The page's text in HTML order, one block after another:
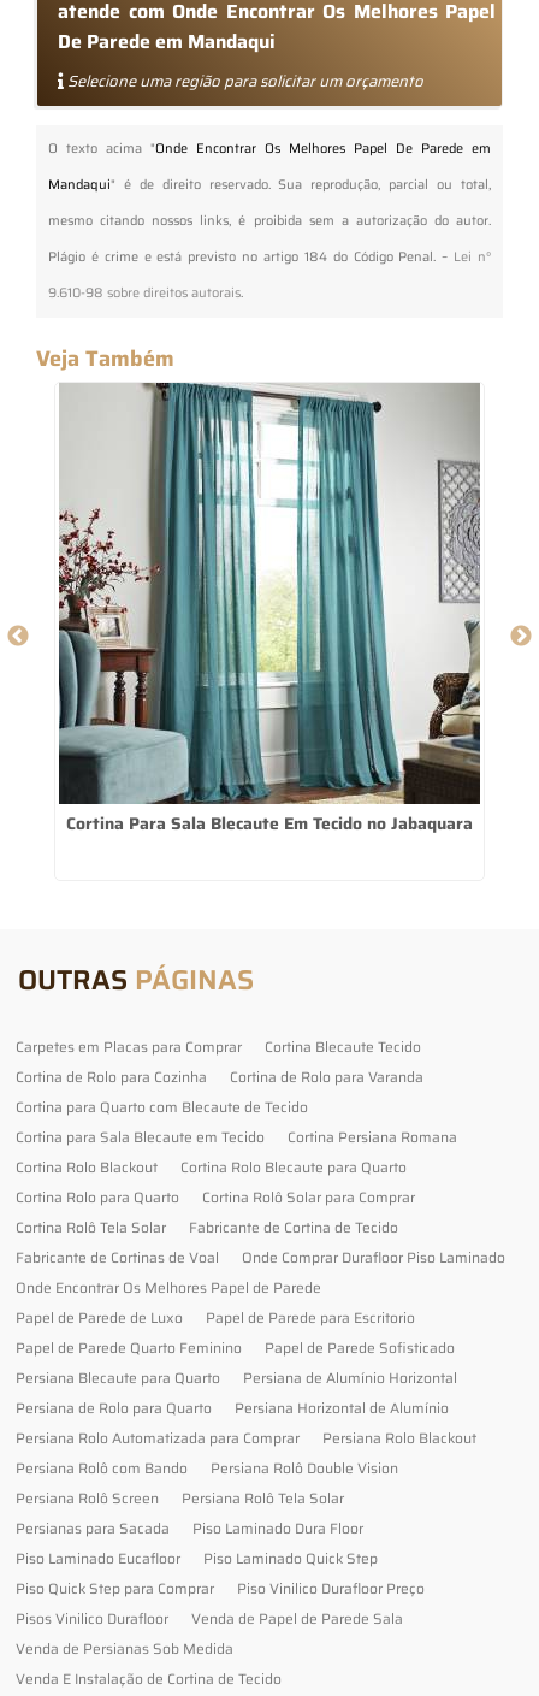
atende com Onde Encontrar Os Melhores Papel
De Parede em Mandaqui
Selecione uma região para solicitar um orçamento
O texto acima "Onde Encontrar Os Melhores Papel De Parede em
Mandaqui" é de direito reservado. Sua reprodução, parcial ou total,
mesmo citando nossos links, é proibida sem a autorização do autor.
Plágio é crime e está previsto no artigo 184 do Código Penal. – Lei n°
9.610-98 sobre direitos autorais.
Veja Também
Cortina Para Sala Blecaute Em Tecido no Jabaquara
OUTRAS PÁGINAS
Carpetes em Placas para Comprar
Cortina Blecaute Tecido
Cortina de Rolo para Cozinha
Cortina de Rolo para Varanda
Cortina para Quarto com Blecaute de Tecido
Cortina para Sala Blecaute em Tecido
Cortina Persiana Romana
Cortina Rolo Blackout
Cortina Rolo Blecaute para Quarto
Cortina Rolo para Quarto
Cortina Rolô Solar para Comprar
Cortina Rolô Tela Solar
Fabricante de Cortina de Tecido
Fabricante de Cortinas de Voal
Onde Comprar Durafloor Piso Laminado
Onde Encontrar Os Melhores Papel de Parede
Papel de Parede de Luxo
Papel de Parede para Escritorio
Papel de Parede Quarto Feminino
Papel de Parede Sofisticado
Persiana Blecaute para Quarto
Persiana de Alumínio Horizontal
Persiana de Rolo para Quarto
Persiana Horizontal de Alumínio
Persiana Rolo Automatizada para Comprar
Persiana Rolo Blackout
Persiana Rolô com Bando
Persiana Rolô Double Vision
Persiana Rolô Screen
Persiana Rolô Tela Solar
Persianas para Sacada
Piso Laminado Dura Floor
Piso Laminado Eucafloor
Piso Laminado Quick Step
Piso Quick Step para Comprar
Piso Vinilico Durafloor Preço
Pisos Vinilico Durafloor
Venda de Papel de Parede Sala
Venda de Persianas Sob Medida
Venda E Instalação de Cortina de Tecido